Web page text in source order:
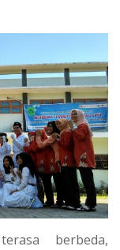
berbeda,